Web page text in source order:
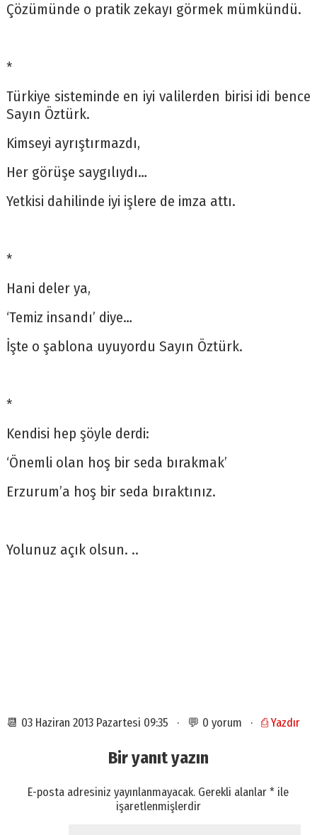
Çözümünde o pratik zekayı görmek mümkündü.
*
Türkiye sisteminde en iyi valilerden birisi idi bence
Sayın Öztürk.
Kimseyi ayrıştırmazdı,
Her görüşe saygılıydı…
Yetkisi dahilinde iyi işlere de imza attı.
*
Hani deler ya,
‘Temiz insandı’ diye…
İşte o şablona uyuyordu Sayın Öztürk.
*
Kendisi hep şöyle derdi:
‘Önemli olan hoş bir seda bırakmak’
Erzurum’a hoş bir seda bıraktınız.
Yolunuz açık olsun. ..
📆 03 Haziran 2013 Pazartesi 09:35 · 💬 0 yorum · ⎙ Yazdır
Bir yanıt yazın
E-posta adresiniz yayınlanmayacak. Gerekli alanlar* ile
işaretlenmişlerdir